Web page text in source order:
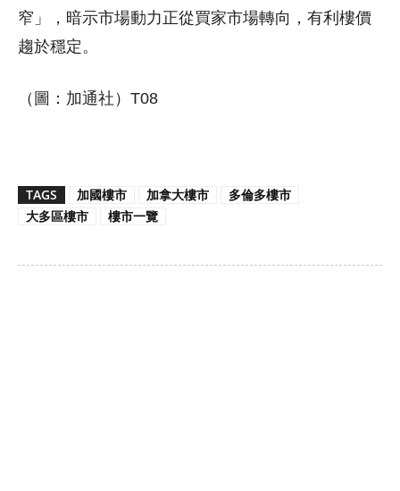
窄」，暗示市場動力正從買家市場轉向，有利樓價
趨於穩定。
（圖：加通社）T08
TAGS 加國樓市 加拿大樓市
多倫多樓市
大多區樓市
樓市一覽